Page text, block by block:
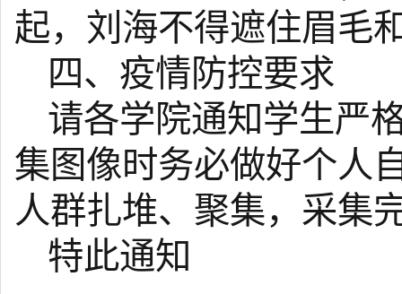
起，刘海不得遮住眉毛
四、疫情防控要求
请各学院通知学生严
集图像时务必做好个人
人群扎堆、聚集，采集
特此通知